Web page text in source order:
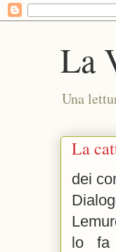
La
Una
La
dei
lo fa